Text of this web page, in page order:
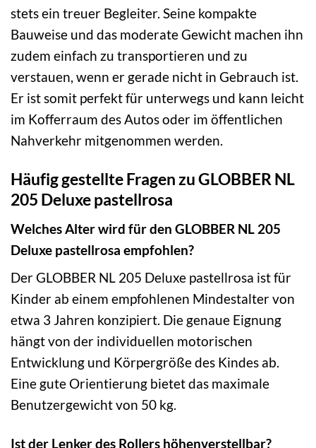
stets ein treuer Begleiter. Seine kompakte
Bauweise und das moderate Gewicht machen ihn
zudem einfach zu transportieren und zu
verstauen, wenn er gerade nicht in Gebrauch ist.
Er ist somit perfekt für unterwegs und kann leicht
im Kofferraum des Autos oder im öffentlichen
Nahverkehr mitgenommen werden.
Häufig gestellte Fragen zu GLOBBER NL
205 Deluxe pastellrosa
Welches Alter wird für den GLOBBER NL 205
Deluxe pastellrosa empfohlen?
Der GLOBBER NL 205 Deluxe pastellrosa ist für
Kinder ab einem empfohlenen Mindestalter von
etwa 3 Jahren konzipiert. Die genaue Eignung
hängt von der individuellen motorischen
Entwicklung und Körpergröße des Kindes ab.
Eine gute Orientierung bietet das maximale
Benutzergewicht von 50 kg.
Ist der Lenker des Rollers höhenverstellbar?